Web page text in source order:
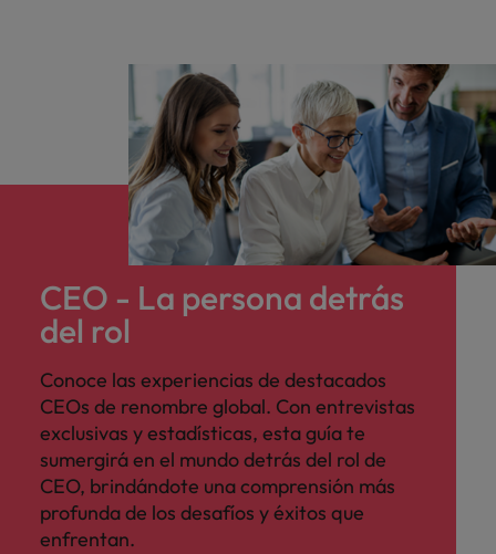
CEO - La persona detrás
del rol
Conoce las experiencias de destacados
CEOs de renombre global. Con entrevistas
exclusivas y estadísticas, esta guía te
sumergirá en el mundo detrás del rol de
CEO, brindándote una comprensión más
profunda de los desafíos y éxitos que
enfrentan.